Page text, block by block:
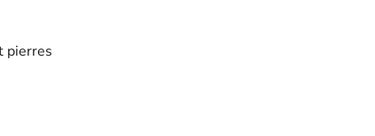
pierres